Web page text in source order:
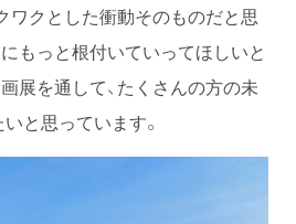
ワクとした衝動そのものだと思
もっと根付いていってほしいと
展を通して、たくさんの方の未
と思っています。